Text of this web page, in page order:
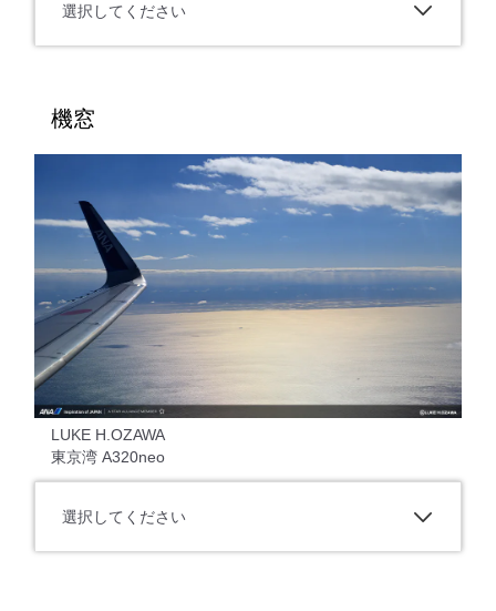
選択してください
機窓
LUKE H.OZAWA
東京湾 A320neo
選択してください